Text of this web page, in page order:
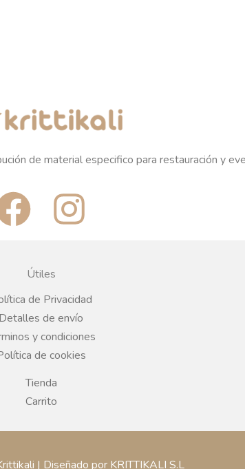
de material especifico para restauración y
F
a
c
e
b
o
o
k
I
n
t
a
a
Útiles
de Privacidad
Detalles de envío
y condiciones
de cookies
Tienda
Carrito
| Diseñado por KRITTIKALI S.L